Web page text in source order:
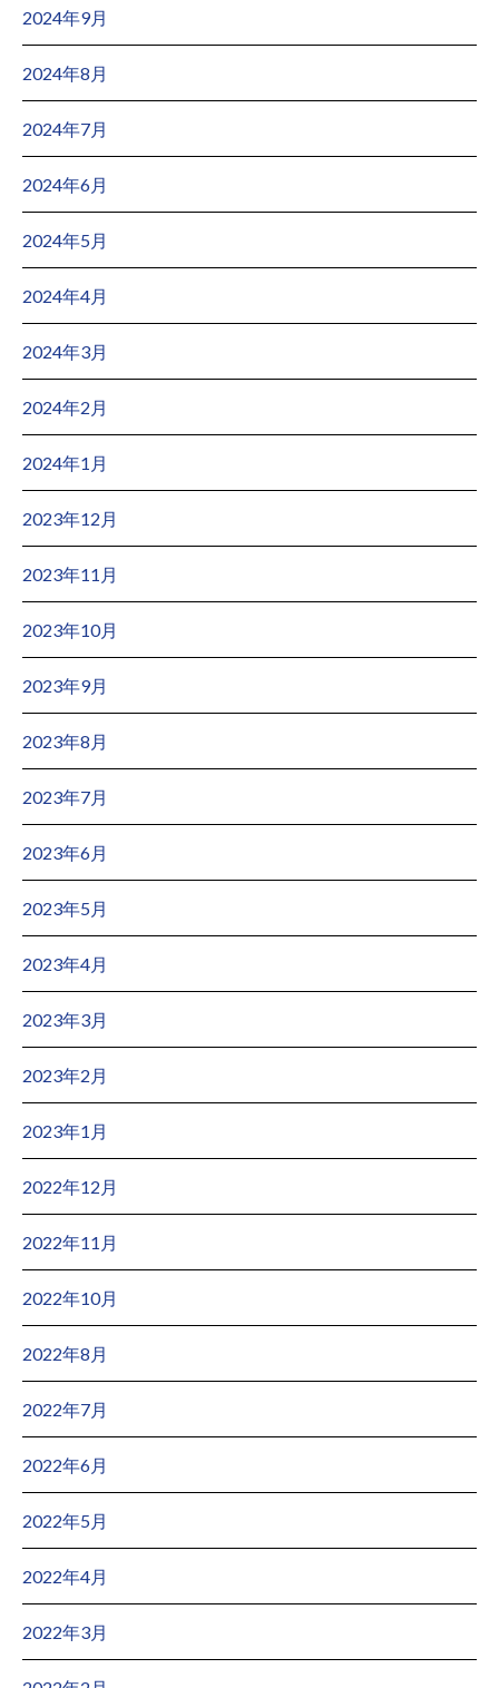
2024年9月
2024年8月
2024年7月
2024年6月
2024年5月
2024年4月
2024年3月
2024年2月
2024年1月
2023年12月
2023年11月
2023年10月
2023年9月
2023年8月
2023年7月
2023年6月
2023年5月
2023年4月
2023年3月
2023年2月
2023年1月
2022年12月
2022年11月
2022年10月
2022年8月
2022年7月
2022年6月
2022年5月
2022年4月
2022年3月